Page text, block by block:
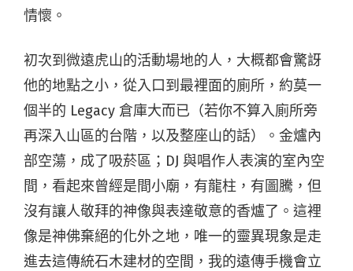
情懷。
初次到微遠虎山的活動場地的人，大概都會驚訝
他的地點之小，從入口到最裡面的廁所，約莫一
個半的 Legacy 倉庫大而已（若你不算入廁所旁
再深入山區的台階，以及整座山的話）。金爐內
部空蕩，成了吸菸區；DJ 與唱作人表演的室內空
間，看起來曾經是間小廟，有龍柱，有圖騰，但
沒有讓人敬拜的神像與表達敬意的香爐了。這裡
像是神佛棄絕的化外之地，唯一的靈異現象是走
進去這傳統石木建材的空間，我的遠傳手機會立